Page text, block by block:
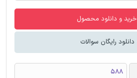
خرید و دانلود محصول
دانلود رایگان سوالات
588